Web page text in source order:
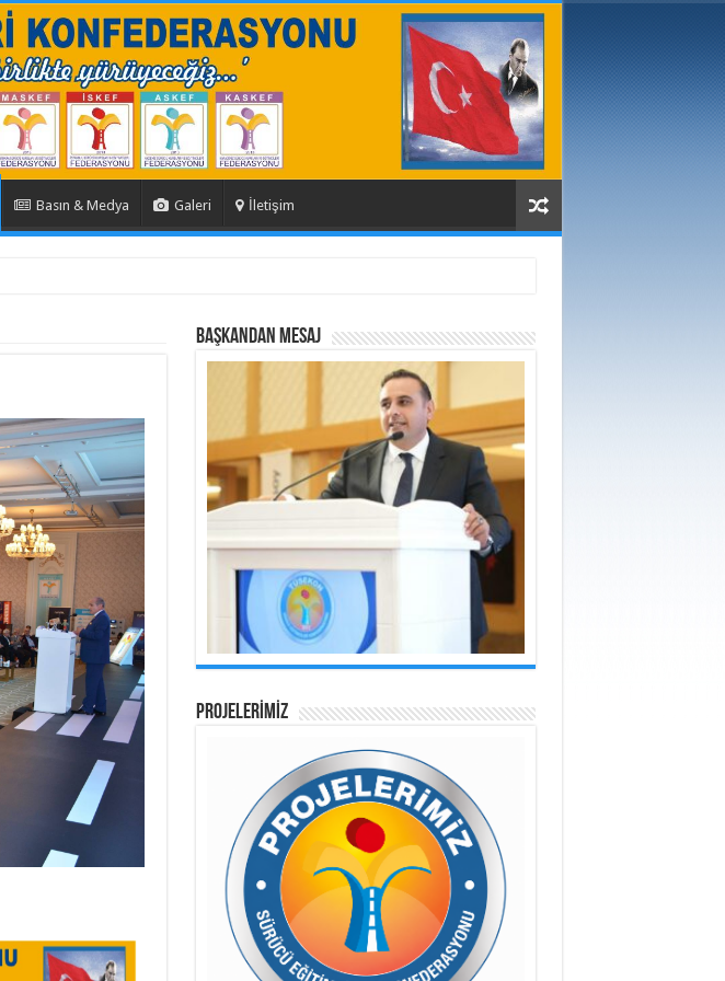
Basın & Medya Galeri İletişim
BAŞKANDAN MESAJ
PROJELERİMİZ